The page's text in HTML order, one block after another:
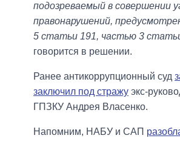
подозреваемый в совершении
правонарушений,
5 статьи 191, частью 3
говорится в решении.
Ранее антикоррупционный суд
заключил под стражу экс-
ГПЗКУ Андрея Власенко.
Напомним, НАБУ и САП